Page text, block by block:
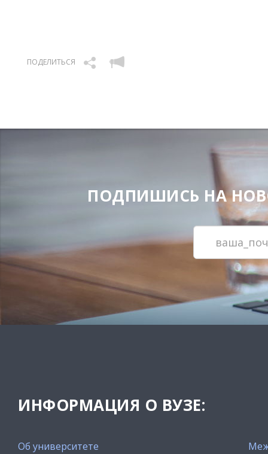
ПОДЕЛИТЬСЯ
ПОДПИШИСЬ НА
ИНФОРМАЦИЯ О ВУЗЕ:
Об университете